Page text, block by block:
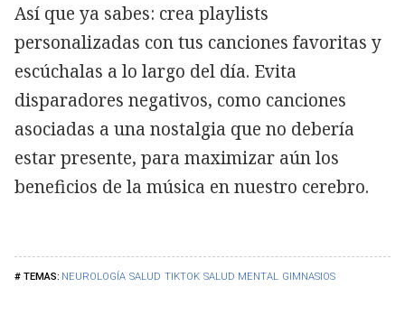
NEUROLOGÍA SALUD TIKTOK SALUD MENTAL GIMNASIOS
Así que ya sabes: crea playlists
personalizadas con tus canciones favoritas y
escúchalas a lo largo del día. Evita
disparadores negativos, como canciones
asociadas a una nostalgia que no debería
estar presente, para maximizar aún los
beneficios de la música en nuestro cerebro.